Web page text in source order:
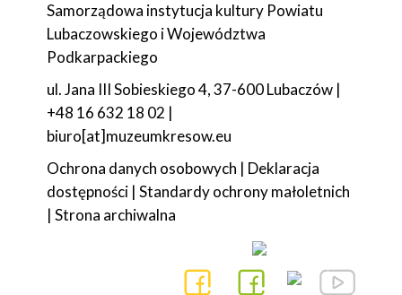
Samorządowa instytucja kultury Powiatu
Lubaczowskiego i Województwa
Podkarpackiego
ul. Jana III Sobieskiego 4, 37-600 Lubaczów |
+48 16 632 18 02 |
biuro[at]muzeumkresow.eu
Ochrona danych osobowych | Deklaracja
dostępności | Standardy ochrony małoletnich
| Strona archiwalna